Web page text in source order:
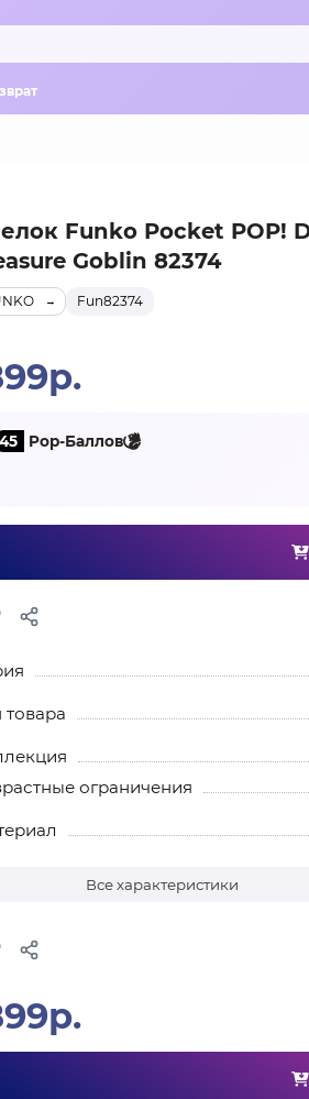
Funko Pocket POP!
Goblin 82374
Fun82374
45 Pop-Баллов
товара
ограничения
Все характеристики